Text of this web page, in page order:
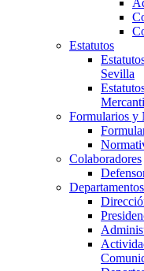
Estatutos
Sevilla
Formularios y
Colaboradores
Departamentos